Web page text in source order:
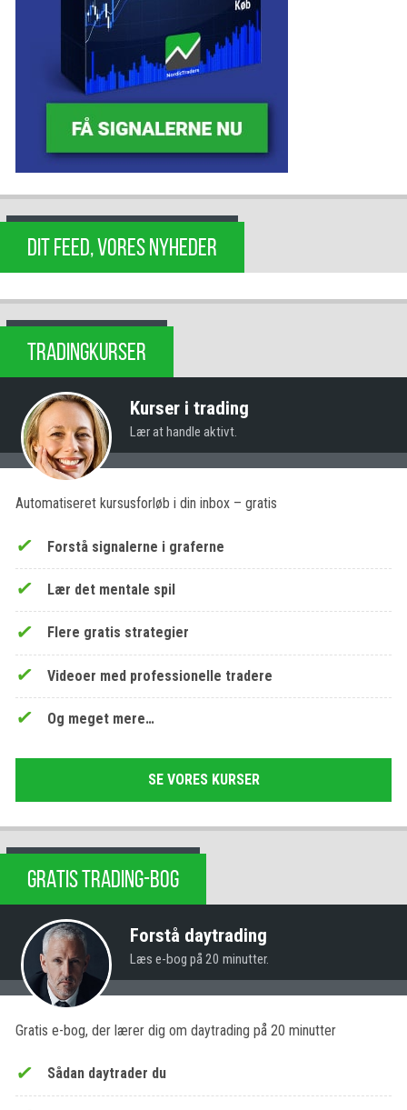
DIT FEED, VORES NYHEDER
TRADINGKURSER
Kurser i trading
Lær at handle aktivt.
Automatiseret kursusforløb i din inbox – gratis
Forstå signalerne i graferne
Lær det mentale spil
Flere gratis strategier
Videoer med professionelle tradere
Og meget mere…
SE VORES KURSER
GRATIS TRADING-BOG
Forstå daytrading
Læs e-bog på 20 minutter.
Gratis e-bog, der lærer dig om daytrading på 20 minutter
Sådan daytrader du